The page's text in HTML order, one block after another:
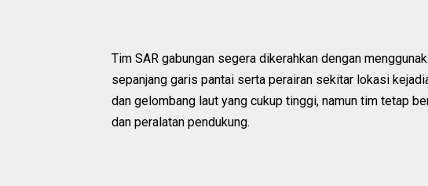
Tim SAR gabungan segera dikerahkan dengan
sepanjang garis pantai serta perairan sekitar lokasi
dan gelombang laut yang cukup tinggi, namun tim tetap
dan peralatan pendukung.